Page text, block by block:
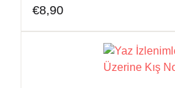
€8,90